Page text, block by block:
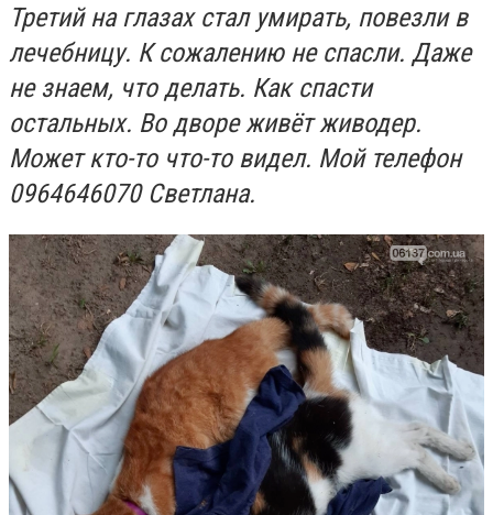
Третий на глазах стал умирать, повезли в
лечебницу. К сожалению не спасли. Даже
не знаем, что делать. Как спасти
остальных. Во дворе живёт живодер.
Может кто-то что-то видел. Мой телефон
0964646070 Светлана.